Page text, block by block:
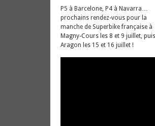
P5 à Barcelone, P4 à Navarra…
prochains rendez-vous pour la
manche de Superbike française à
Magny-Cours les 8 et 9 juillet,
Aragon les 15 et 16 juillet !